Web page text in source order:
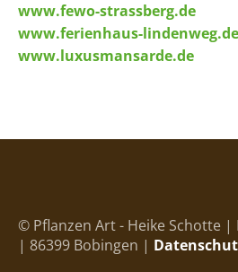
www.fewo-strassberg.de
www.ferienhaus-lindenweg.de
www.luxusmansarde.de
© Pflanzen Art - Heike Schotte |
| 86399 Bobingen |